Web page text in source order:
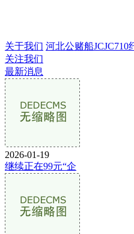
关于我们 河北公赌船
关注我们
最新消息
2026-01-19
继续正在99元“企